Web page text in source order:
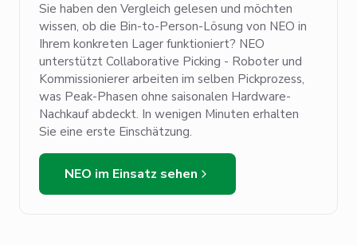
Sie haben den Vergleich gelesen und möchten
wissen, ob die Bin-to-Person-Lösung von NEO in
Ihrem konkreten Lager funktioniert? NEO
unterstützt Collaborative Picking - Roboter und
Kommissionierer arbeiten im selben Pickprozess,
was Peak-Phasen ohne saisonalen Hardware-
Nachkauf abdeckt. In wenigen Minuten erhalten
Sie eine erste Einschätzung.
NEO im Einsatz sehen